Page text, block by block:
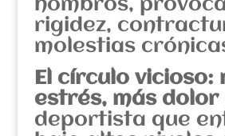
hombros,
rigidez,
molestias
El círculo vicioso:
estrés, más dolor
deportista que